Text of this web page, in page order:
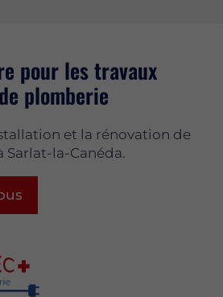
pour les travaux
plomberie
et la rénovation de
Sarlat-la-Canéda.